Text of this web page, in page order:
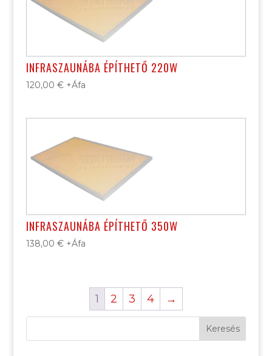
INFRASZAUNÁBA ÉPÍTHETŐ 220W
120,00 € +Áfa
INFRASZAUNÁBA ÉPÍTHETŐ 350W
138,00 € +Áfa
1 2 3 4 →
Keresés